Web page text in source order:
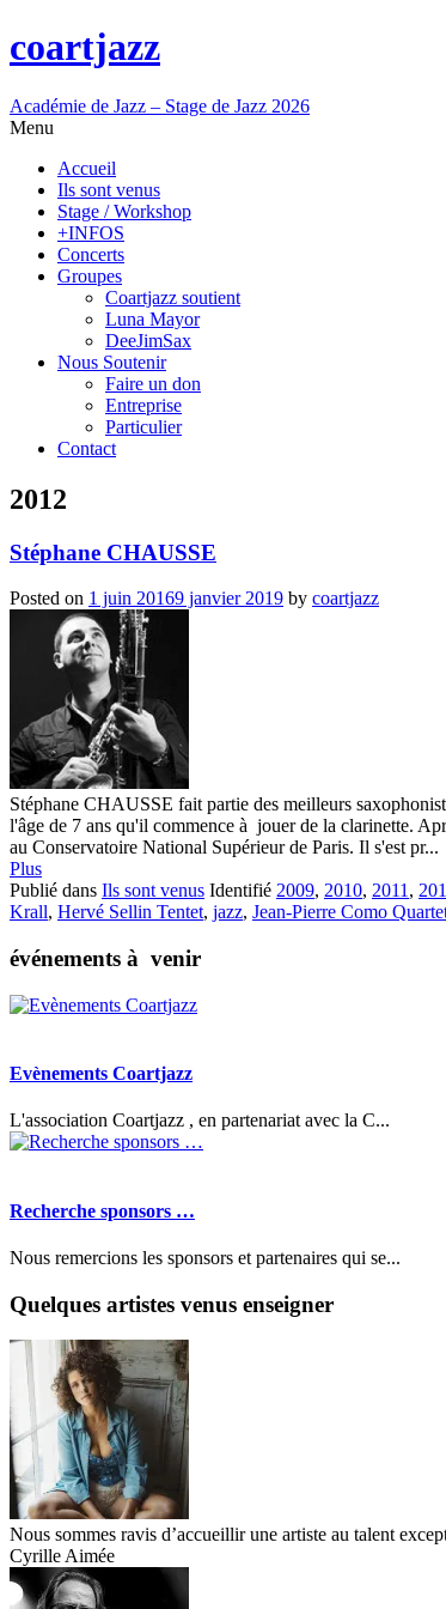
coartjazz
Académie de Jazz – Stage de Jazz 2026
Menu
Accueil
Ils sont venus
Stage / Workshop
+INFOS
Concerts
Groupes
Coartjazz soutient
Luna Mayor
DeeJimSax
Nous Soutenir
Faire un don
Entreprise
Particulier
Contact
2012
Stéphane CHAUSSE
Posted on 1 juin 20169 janvier 2019 by coartjazz
Stéphane CHAUSSE fait partie des meilleurs
l'âge de 7 ans qu'il commence à jouer de la clarinette.
au Conservatoire National Supérieur de Paris. Il s'est pr...
Plus
Publié dans Ils sont venus Identifié 2009, 2010, 2011,
Krall, Hervé Sellin Tentet, jazz, Jean-Pierre Como
événements à venir
Evènements Coartjazz
L'association Coartjazz , en partenariat avec la C...
Recherche sponsors …
Nous remercions les sponsors et partenaires qui se...
Quelques artistes venus enseigner
Nous sommes ravis d’accueillir une artiste au talent
Cyrille Aimée